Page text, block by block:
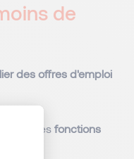
de
des offres d'emploi
pour les fonctions